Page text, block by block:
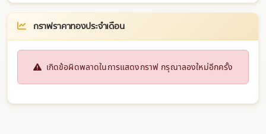
กราฟราคาทองประจำเดือน
เกิดข้อผิดพลาดในการแสดงกราฟ กรุณาลองใหม่อีกครั้ง